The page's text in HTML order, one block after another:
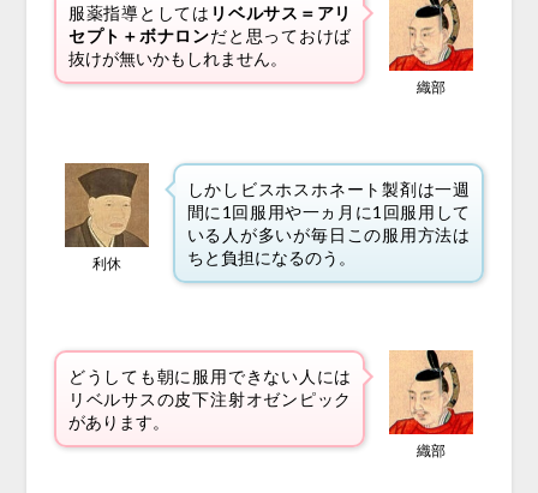
服薬指導としては リベルサス＝アリ
セプト＋ボナロンだと思っておけば
抜けが無いかもしれません。
織部
利休
しかしビスホスホネート製剤は一週
間に1回服用や一ヵ月に1回服用して
いる人が多いが毎日この服用方法は
ちと負担になるのう。
どうしても朝に服用できない人には
リベルサスの皮下注射オゼンピック
があります。
織部